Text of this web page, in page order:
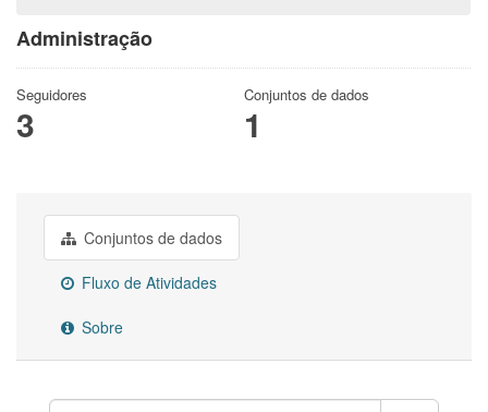
Administração
Seguidores
3
Conjuntos de dados
1
Conjuntos de dados
Fluxo de Atividades
Sobre